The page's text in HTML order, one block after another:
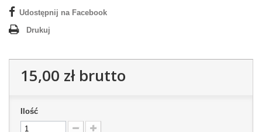
Udostępnij na Facebook
Drukuj
15,00 złbrutto
Ilość